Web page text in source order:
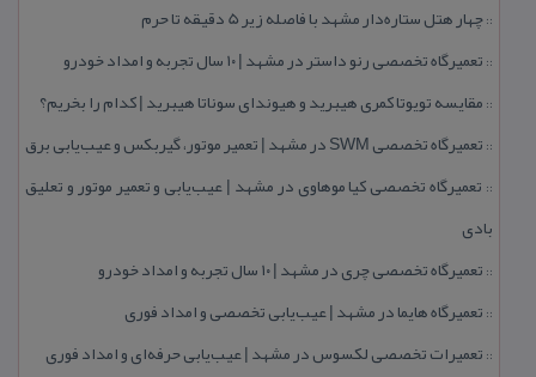
::چهار هتل‌ ستاره‌دار مشهد با فاصله زیر 5 دقیقه تا حرم
:: تعمیرگاه تخصصی رنو داستر در مشهد | ۱۰ سال تجربه و امداد خودرو
:: مقایسه تویوتا كمری هیبرید و هیوندای سوناتا هیبرید | كدام را بخریم؟
:: تعمیرگاه تخصصی SWM در مشهد | تعمیر موتور، گیربكس و عیب‌یابی برق
:: تعمیرگاه تخصصی كیا موهاوی در مشهد | عیب‌یابی و تعمیر موتور و تعلیق
بادی
:: تعمیرگاه تخصصی چری در مشهد | ۱۰ سال تجربه و امداد خودرو
:: تعمیرگاه هایما در مشهد | عیب‌یابی تخصصی و امداد فوری
:: تعمیرات تخصصی لكسوس در مشهد | عیب‌یابی حرفه‌ای و امداد فوری